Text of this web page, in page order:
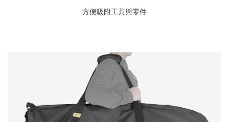
方便吸附工具與零件